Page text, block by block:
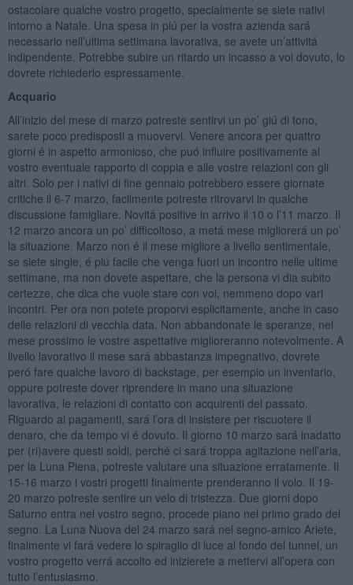
ostacolare qualche vostro progetto, specialmente se siete nativi
intorno a Natale. Una spesa in piú per la vostra azienda sará
necessario nell’ultima settimana lavorativa, se avete un’attivitá
indipendente. Potrebbe subire un ritardo un incasso a voi dovuto, lo
dovrete richiederlo espressamente.
Acquario
All’inizio del mese di marzo potreste sentirvi un po’ giú di tono,
sarete poco predisposti a muovervi. Venere ancora per quattro
giorni é in aspetto armonioso, che puó influire positivamente al
vostro eventuale rapporto di coppia e alle vostre relazioni con gli
altri. Solo per i nativi di fine gennaio potrebbero essere giornate
critiche il 6-7 marzo, facilmente potreste ritrovarvi in qualche
discussione famigliare. Novitá positive in arrivo il 10 o l’11 marzo. Il
12 marzo ancora un po’ difficoltoso, a metá mese migliorerá un po’
la situazione. Marzo non é il mese migliore a livello sentimentale,
se siete single, é piú facile che venga fuori un incontro nelle ultime
settimane, ma non dovete aspettare, che la persona vi dia subito
certezze, che dica che vuole stare con voi, nemmeno dopo vari
incontri. Per ora non potete proporvi esplicitamente, anche in caso
delle relazioni di vecchia data. Non abbandonate le speranze, nel
mese prossimo le vostre aspettative miglioreranno notevolmente. A
livello lavorativo il mese sará abbastanza impegnativo, dovrete
peró fare qualche lavoro di backstage, per esempio un inventario,
oppure potreste dover riprendere in mano una situazione
lavorativa, le relazioni di contatto con acquirenti del passato.
Riguardo ai pagamenti, sará l’ora di insistere per riscuotere il
denaro, che da tempo vi é dovuto. Il giorno 10 marzo sará inadatto
per (ri)avere questi soldi, perché ci sará troppa agitazione nell’aria,
per la Luna Piena, potreste valutare una situazione erratamente. Il
15-16 marzo i vostri progetti finalmente prenderanno il volo. Il 19-
20 marzo potreste sentire un velo di tristezza. Due giorni dopo
Saturno entra nel vostro segno, procede piano nel primo grado del
segno. La Luna Nuova del 24 marzo sará nel segno-amico Ariete,
finalmente vi fará vedere lo spiraglio di luce al fondo del tunnel, un
vostro progetto verrá accolto ed inizierete a mettervi all’opera con
tutto l’entusiasmo.